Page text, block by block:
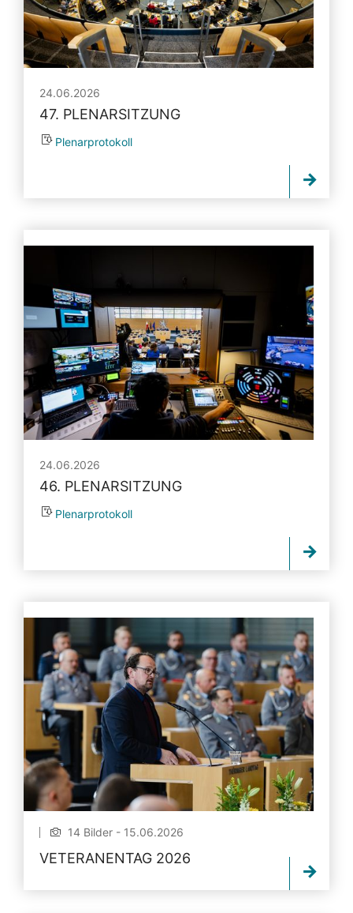
24.06.2026
47. PLENARSITZUNG
Plenarprotokoll
24.06.2026
46. PLENARSITZUNG
Plenarprotokoll
14 Bilder - 15.06.2026
VETERANENTAG 2026